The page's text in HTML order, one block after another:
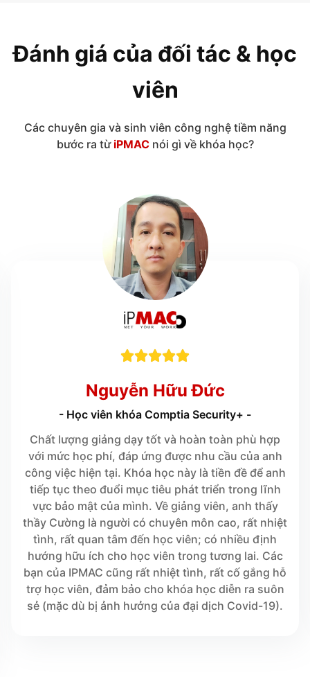
Đánh giá của đối tác & học
viên
Các chuyên gia và sinh viên công nghệ tiềm năng
bước ra từ iPMACnói gì về khóa học?

Nguyễn Hữu Đức
- Học viên khóa Comptia Security+ -
Chất lượng giảng dạy tốt và hoàn toàn phù hợp
với mức học phí, đáp ứng được nhu cầu của anh
công việc hiện tại. Khóa học này là tiền đề để anh
tiếp tục theo đuổi mục tiêu phát triển trong lĩnh
vực bảo mật của mình. Về giảng viên, anh thấy
thầy Cường là người có chuyên môn cao, rất nhiệt
tình, rất quan tâm đến học viên; có nhiều định
hướng hữu ích cho học viên trong tương lai. Các
bạn của IPMAC cũng rất nhiệt tình, rất cố gắng hỗ
trợ học viên, đảm bảo cho khóa học diễn ra suôn
sẻ (mặc dù bị ảnh hưởng của đại dịch Covid-19).